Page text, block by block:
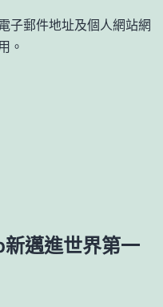
子郵件地址及個人網站網
。
邁進世界第一